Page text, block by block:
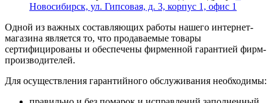
Новосибирск, ул. Гипсовая, д. 3, корпус 1, офис 1
Одной из важных составляющих работы нашего интернет-
магазина является то, что продаваемые товары
сертифицированы и обеспечены фирменной гарантией фирм-
производителей.
Для осуществления гарантийного обслуживания необходимы: